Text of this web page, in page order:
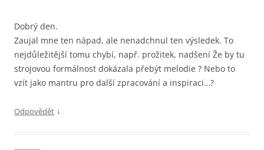
Dobrý den.
Zaujal mne ten nápad, ale nenadchnul ten výsledek. To
nejdůležitější tomu chybí, např. prožitek, nadšení Že by tu
strojovou formálnost dokázala přebýt melodie ? Nebo to
vzít jako mantru pro další zpracování a inspiraci…?
Odpovědět ↓